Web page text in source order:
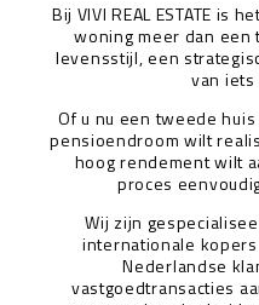
Bij VIVI REAL ESTATE is
woning meer dan een
levensstijl, een
van
Of u nu een tweede
pensioendroom wilt
hoog rendement wilt
proces
Wij zijn
internationale
Nederlandse
vastgoedtransacties